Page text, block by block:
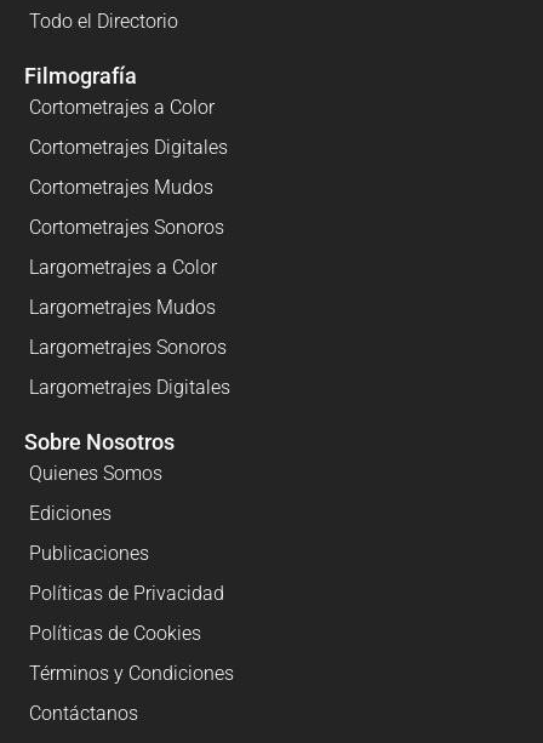
Todo el Directorio
Filmografía
Cortometrajes a Color
Cortometrajes Digitales
Cortometrajes Mudos
Cortometrajes Sonoros
Largometrajes a Color
Largometrajes Mudos
Largometrajes Sonoros
Largometrajes Digitales
Sobre Nosotros
Quienes Somos
Ediciones
Publicaciones
Políticas de Privacidad
Políticas de Cookies
Términos y Condiciones
Contáctanos